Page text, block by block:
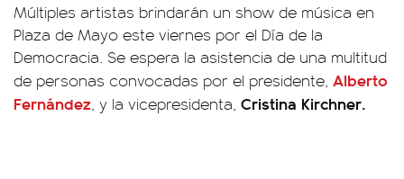
Múltiples artistas brindarán un show de música en
Plaza de Mayo este viernes por el Día de la
Democracia. Se espera la asistencia de una multitud
de personas convocadas por el presidente, Alberto
Fernández, y la vicepresidenta, Cristina Kirchner.